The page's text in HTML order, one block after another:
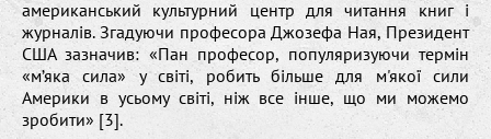
американський культурний центр для читання книг і
журналів. Згадуючи професора Джозефа Ная, Президент
США зазначив: «Пан професор, популяризуючи термін
«м’яка сила» у світі, робить більше для м'якої сили
Америки в усьому світі, ніж все інше, що ми можемо
зробити» [3].